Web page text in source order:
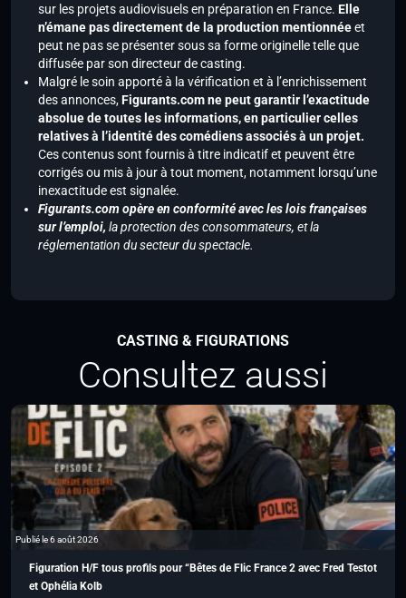
sur les projets audiovisuels en préparation en France. Elle
n’émane pas directement de la production mentionnéeet
peut ne pas se présenter sous sa forme originelle telle que
diffusée par son directeur de casting.
Malgré le soin apporté à la vérification et à l’enrichissement
des annonces,Figurants.com ne peut garantir l’exactitude
absolue de toutes les informations, en particulier celles
relatives à l’identité des comédiens associés à un projet.
Ces contenus sont fournis à titre indicatif et peuvent être
corrigés ou mis à jour à tout moment, notamment lorsqu’une
inexactitude est signalée.
Figurants.com opère en conformité avec les lois françaises
sur l’emploi, la protection des consommateurs, et la
réglementation du secteur du spectacle.
CASTING & FIGURATIONS
Consultez aussi
Publié le 6 août 2026
Figuration H/F tous profils pour “Bêtes de Flic France 2 avec Fred Testot
et Ophélia Kolb